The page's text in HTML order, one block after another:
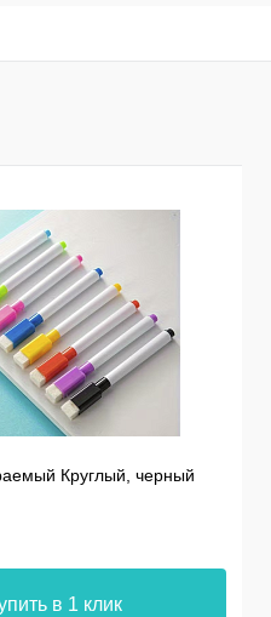
Круглый, черный
в 1 клик